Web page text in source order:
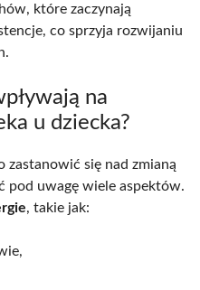
które zaczynają
co sprzyja rozwijaniu
na
u dziecka?
zastanowić się nad zmianą
pod uwagę wiele aspektów.
, takie jak: